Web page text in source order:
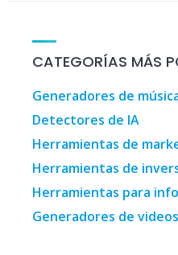
CATEGORÍAS MÁS
Generadores de
Detectores de IA
Herramientas de
Herramientas de
Herramientas para
Generadores de